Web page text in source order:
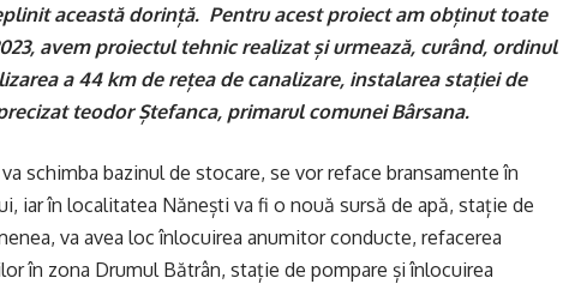
această dorință. Pentru acest proiect am obținut toate
avem proiectul tehnic realizat și urmează, curând, ordinul
a 44 km de rețea de canalizare, instalarea stației de
teodor Ștefanca, primarul comunei Bârsana.
schimba bazinul de stocare, se vor reface bransamente în
iar în localitatea Nănești va fi o nouă sursă de apă, stație de
va avea loc înlocuirea anumitor conducte, refacerea
în zona Drumul Bătrân, stație de pompare și înlocuirea